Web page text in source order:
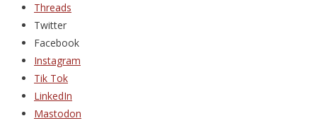
Threads
Twitter
Facebook
Instagram
Tik Tok
LinkedIn
Mastodon